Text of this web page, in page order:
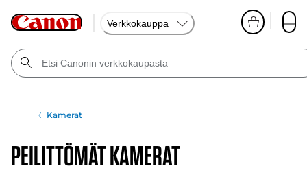
Verkkokauppa
Kamerat
Peilittömät kamerat